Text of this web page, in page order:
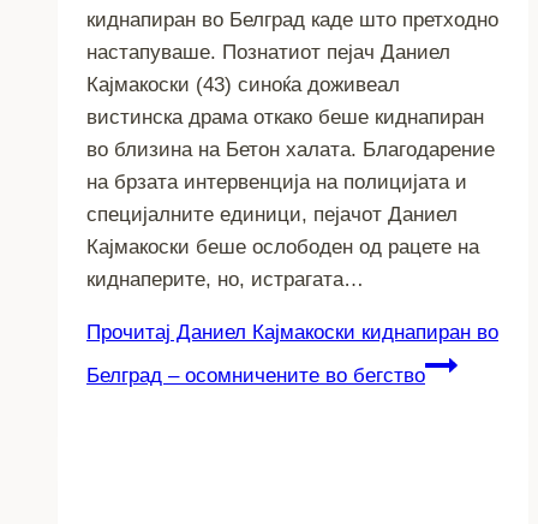
киднапиран во Белград каде што претходно
настапуваше. Познатиот пејач Даниел
Кајмакоски (43) синоќа доживеал
вистинска драма откако беше киднапиран
во близина на Бетон халата. Благодарение
на брзата интервенција на полицијата и
специјалните единици, пејачот Даниел
Кајмакоски беше ослободен од рацете на
киднаперите, но, истрагата…
Прочитај Даниел Кајмакоски киднапиран во
Белград – осомничените во бегство